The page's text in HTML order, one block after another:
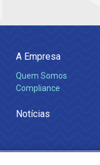
A Empresa
Quem Somos
Compliance
Notícias